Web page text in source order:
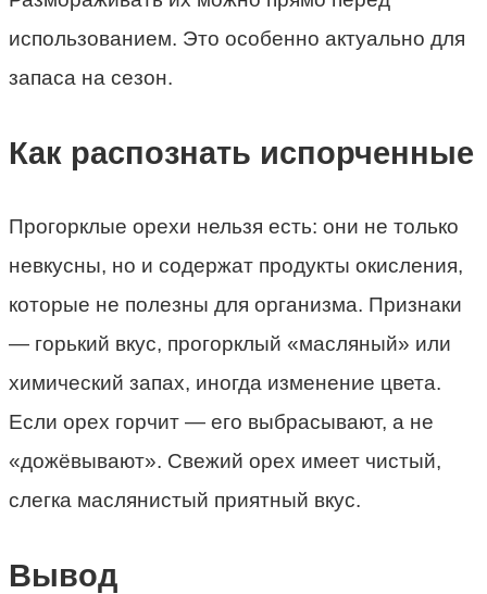
использованием. Это особенно актуально для
запаса на сезон.
Как распознать испорченные
Прогорклые орехи нельзя есть: они не только
невкусны, но и содержат продукты окисления,
которые не полезны для организма. Признаки
— горький вкус, прогорклый «масляный» или
химический запах, иногда изменение цвета.
Если орех горчит — его выбрасывают, а не
«дожёвывают». Свежий орех имеет чистый,
слегка маслянистый приятный вкус.
Вывод